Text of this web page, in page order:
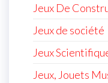
Jeux De
Jeux de société
Jeux
Jeux, Jouets